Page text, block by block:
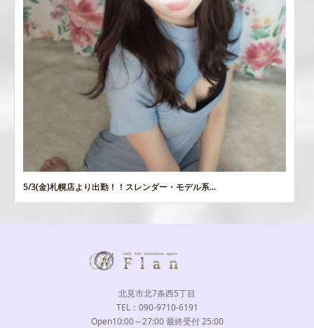
5/3(金)札幌店より出勤！！スレンダー・モデル系...
北見市北7条西5丁目
TEL：090-9710-6191
Open10:00～27:00 最終受付 25:00